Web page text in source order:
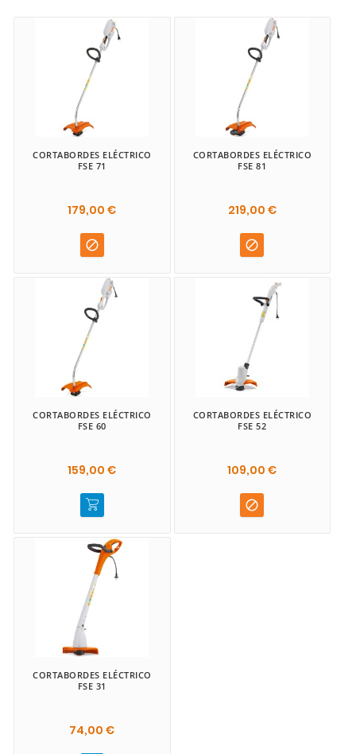
CORTABORDES ELÉCTRICO
FSE 71
179,00 €

CORTABORDES ELÉCTRICO
FSE 81
219,00 €

CORTABORDES ELÉCTRICO
FSE 60
159,00 €
CORTABORDES ELÉCTRICO
FSE 52
109,00 €

CORTABORDES ELÉCTRICO
FSE 31
74,00 €